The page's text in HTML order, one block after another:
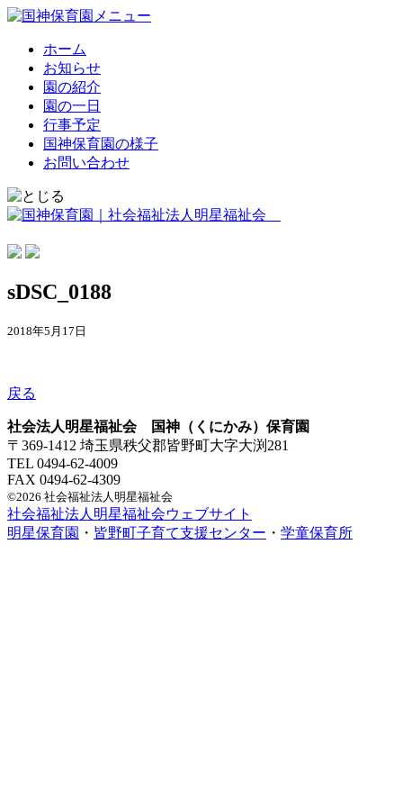
ホーム
お知らせ
園の紹介
園の一日
行事予定
国神保育園の様子
お問い合わせ
sDSC_0188
2018年5月17日
戻る
社会法人明星福祉会 国神（くにかみ）保育園
〒369-1412 埼玉県秩父郡皆野町大字大渕281
TEL 0494-62-4009
FAX 0494-62-4309
©2026 社会福祉法人明星福祉会
社会福祉法人明星福祉会ウェブサイト
明星保育園 ・ 皆野町子育て支援センター ・ 学童保育所